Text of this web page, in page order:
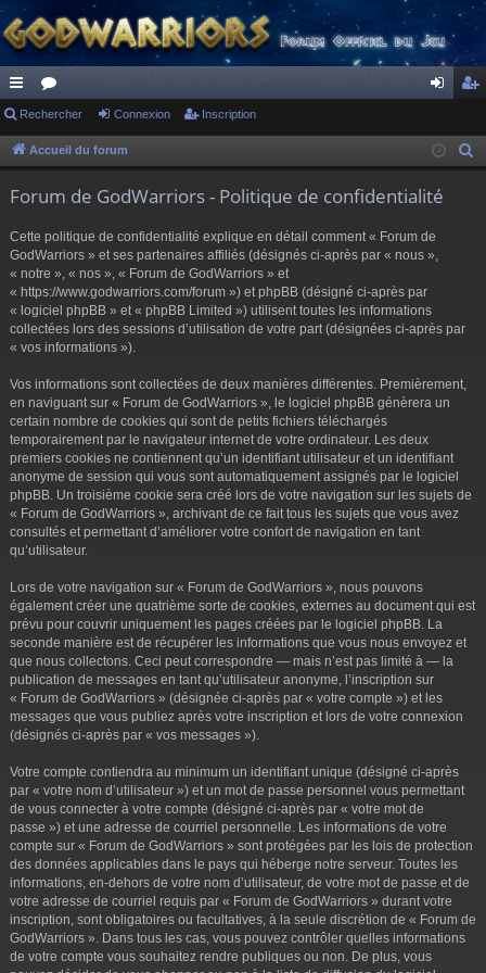
ac
co
s
or
u ne cri
Rechercher Connexion Inscription
Accueil du forum
Forum de GodWarriors - Politique de confidentialité
Cette politique de confidentialité explique en détail comment « Forum de
GodWarriors » et ses partenaires affiliés (désignés ci-après par « nous »,
« notre », « nos », « Forum de GodWarriors » et
« https://www.godwarriors.com/forum ») et phpBB (désigné ci-après par
« logiciel phpBB » et « phpBB Limited ») utilisent toutes les informations
collectées lors des sessions d’utilisation de votre part (désignées ci-après par
« vos informations »).
Vos informations sont collectées de deux manières différentes. Premièrement,
en naviguant sur « Forum de GodWarriors », le logiciel phpBB génèrera un
certain nombre de cookies qui sont de petits fichiers téléchargés
temporairement par le navigateur internet de votre ordinateur. Les deux
premiers cookies ne contiennent qu’un identifiant utilisateur et un identifiant
anonyme de session qui vous sont automatiquement assignés par le logiciel
phpBB. Un troisième cookie sera créé lors de votre navigation sur les sujets de
« Forum de GodWarriors », archivant de ce fait tous les sujets que vous avez
consultés et permettant d’améliorer votre confort de navigation en tant
qu’utilisateur.
Lors de votre navigation sur « Forum de GodWarriors », nous pouvons
également créer une quatrième sorte de cookies, externes au document qui est
prévu pour couvrir uniquement les pages créées par le logiciel phpBB. La
seconde manière est de récupérer les informations que vous nous envoyez et
que nous collectons. Ceci peut correspondre — mais n’est pas limité à — la
publication de messages en tant qu’utilisateur anonyme, l’inscription sur
« Forum de GodWarriors » (désignée ci-après par « votre compte ») et les
messages que vous publiez après votre inscription et lors de votre connexion
(désignés ci-après par « vos messages »).
Votre compte contiendra au minimum un identifiant unique (désigné ci-après
par « votre nom d’utilisateur ») et un mot de passe personnel vous permettant
de vous connecter à votre compte (désigné ci-après par « votre mot de
passe ») et une adresse de courriel personnelle. Les informations de votre
compte sur « Forum de GodWarriors » sont protégées par les lois de protection
des données applicables dans le pays qui héberge notre serveur. Toutes les
informations, en-dehors de votre nom d’utilisateur, de votre mot de passe et de
votre adresse de courriel requis par « Forum de GodWarriors » durant votre
inscription, sont obligatoires ou facultatives, à la seule discrétion de « Forum de
GodWarriors ». Dans tous les cas, vous pouvez contrôler quelles informations
de votre compte vous souhaitez rendre publiques ou non. De plus, vous